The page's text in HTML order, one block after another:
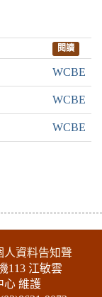
閱讀
WCBE
WCBE
WCBE
人資料告知聲
113 江敏雲
心 維護